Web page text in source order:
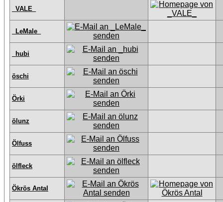
_VALE_
_LeMale_
_hubi
öschi
Örki
ölunz
Ölfuss
ölfleck
Ökrös Antal